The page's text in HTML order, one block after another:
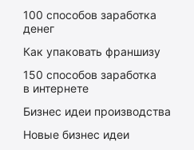
100 способов заработка
денег
Как упаковать франшизу
150 способов заработка
в интернете
Бизнес идеи производства
Новые бизнес идеи